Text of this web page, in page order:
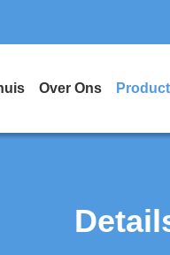
Over Ons